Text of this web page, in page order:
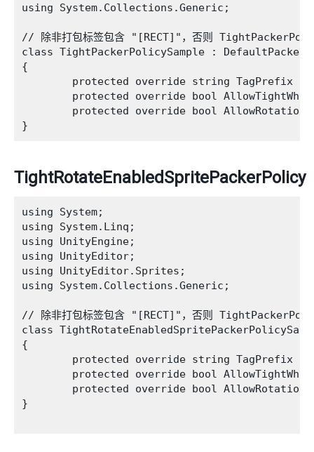
using System.Collections.Generic;
// 除非打包标签包含 "[RECT]"，否则
class TightPackerPolicySample :
{
protected override string TagPrefix {
protected override bool
protected override bool
TightRotateEnabledSpritePackerPolicy
using System;
using System.Linq;
using UnityEngine;
using UnityEditor;
using UnityEditor.Sprites;
using System.Collections.Generic;
// 除非打包标签包含 "[RECT]"，否则
class
{
protected override string TagPrefix {
protected override bool
protected override bool
}